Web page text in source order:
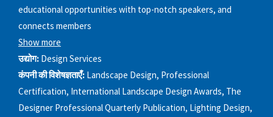
educational opportunities with top-notch speakers, and
connects members
Show more
उद्योग: Design Services
कंपनी की विशेषज्ञताएँ: Landscape Design, Professional
Certification, International Landscape Design Awards, The
Designer Professional Quarterly Publication, Lighting Design,